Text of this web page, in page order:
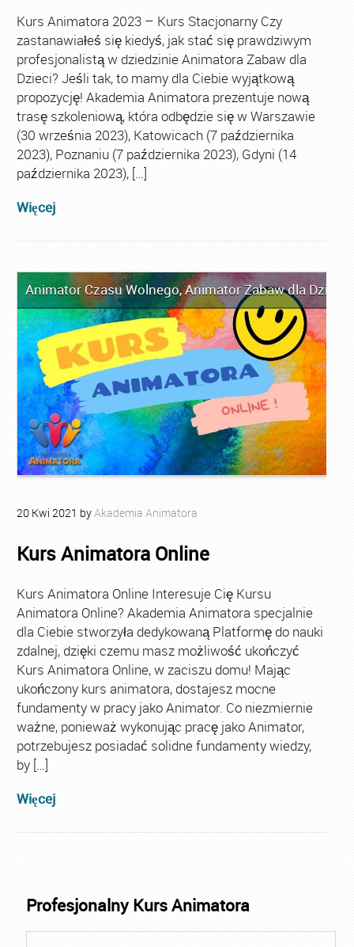
Kurs Animatora 2023 – Kurs Stacjonarny Czy
zastanawiałeś się kiedyś, jak stać się prawdziwym
profesjonalistą w dziedzinie Animatora Zabaw dla
Dzieci? Jeśli tak, to mamy dla Ciebie wyjątkową
propozycję! Akademia Animatora prezentuje nową
trasę szkoleniową, która odbędzie się w Warszawie
(30 września 2023), Katowicach (7 października
2023), Poznaniu (7 października 2023), Gdyni (14
października 2023), […]
Więcej
Animator Czasu Wolnego,Animator Zabaw dla Dzieci
20 Kwi 2021 byAkademia Animatora
Kurs Animatora Online
Kurs Animatora Online Interesuje Cię Kursu
Animatora Online? Akademia Animatora specjalnie
dla Ciebie stworzyła dedykowaną Platformę do nauki
zdalnej, dzięki czemu masz możliwość ukończyć
Kurs Animatora Online, w zaciszu domu! Mając
ukończony kurs animatora, dostajesz mocne
fundamenty w pracy jako Animator. Co niezmiernie
ważne, ponieważ wykonując pracę jako Animator,
potrzebujesz posiadać solidne fundamenty wiedzy,
by […]
Więcej
Profesjonalny Kurs Animatora